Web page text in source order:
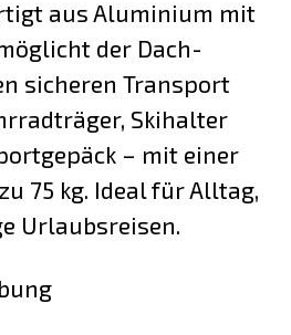
aus Aluminium mit
der Dach-
sicheren Transport
Skihalter
– mit einer
75 kg. Ideal für Alltag,
Urlaubsreisen.